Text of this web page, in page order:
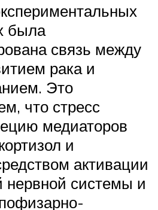
была
связь между
рака и
Это
что стресс
медиаторов
и
активации
нервной системы и